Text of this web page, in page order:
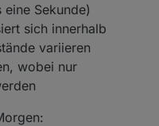
Sekunde)
sich innerhalb
variieren
wobei nur